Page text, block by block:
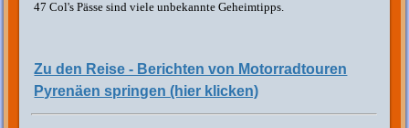
47 Col's Pässe sind viele unbekannte Geheimtipps.
Zu den Reise - Berichten von Motorradtouren
Pyrenäen springen (hier klicken)